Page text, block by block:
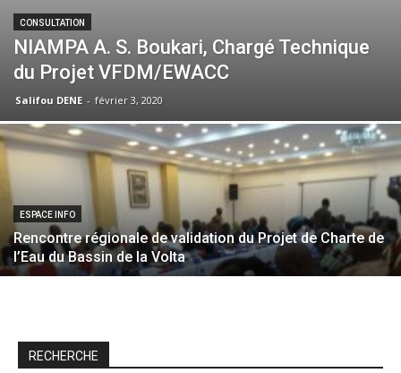
CONSULTATION
NIAMPA A. S. Boukari, Chargé Technique
du Projet VFDM/EWACC
Salifou DENE - février 3, 2020
ESPACE INFO
Rencontre régionale de validation du Projet de Charte de
l’Eau du Bassin de la Volta
RECHERCHE